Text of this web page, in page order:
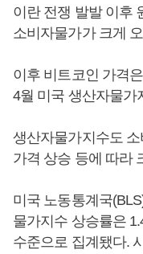
이란 전쟁 발발 이후
소비자물가가 크게
이후 비트코인 가격
4월 미국 생산자물가
생산자물가지수도
가격 상승 등에 따라
미국 노동통계국
물가지수 상승률은
수준으로 집계됐다.